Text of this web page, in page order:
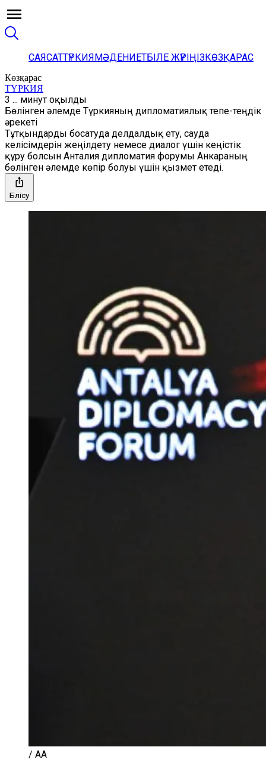
САЯСАТТҮРКИЯМӘДЕНИЕТБІЛЕ ЖҮРІҢІЗКӨЗҚАРАС
Көзқарас
ТҮРКИЯ
3 ... минут оқылды
Бөлінген әлемде Түркияның дипломатиялық тепе-теңдік
әрекеті
Тұтқындарды босатуда делдалдық ету, сауда
келісімдерін жеңілдету немесе диалог үшін кеңістік
құру болсын Анталия дипломатия форумы Анкараның
бөлінген әлемде көпір болуы үшін қызмет етеді.
Бөлісу
/ AA